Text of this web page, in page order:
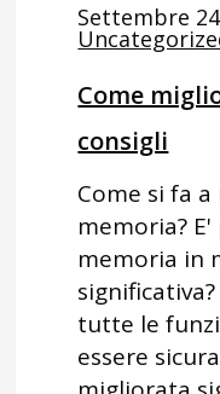
Settembre
Come
consigli
Come si fa
memoria?
memoria in
tutte le
essere